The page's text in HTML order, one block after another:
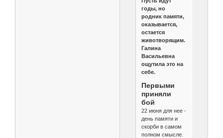
годы, но
родник памяти,
оказывается,
остается
животворящим.
Галина
Васильевна
ощутила это на
себе.
Первыми
приняли
бой
22 июня для нее -
день памяти и
скорби в самом
полном смысле.